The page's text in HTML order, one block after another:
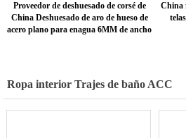
Proveedor de deshuesado de corsé de
China Deshuesado de aro de hueso de
acero plano para enagua 6MM de ancho
China
Ropa interior Trajes de baño ACC